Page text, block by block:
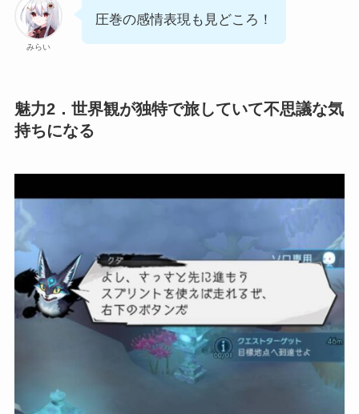
みらい
圧巻の感情表現も見どころ！
魅力2．世界観が独特で旅していて不思議な気
持ちになる